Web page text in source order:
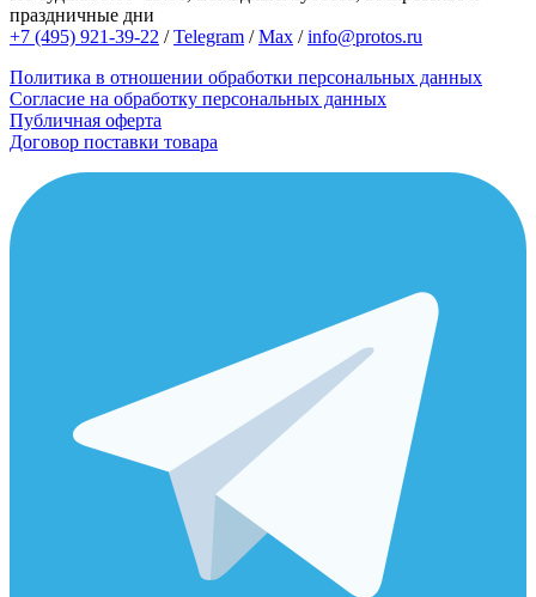
праздничные дни
+7 (495) 921-39-22 /Telegram /Max /info@protos.ru
Политика в отношении обработки персональных данных
Согласие на обработку персональных данных
Публичная оферта
Договор поставки товара